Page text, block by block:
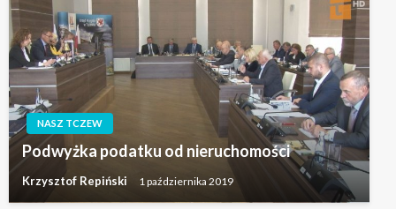
NASZ TCZEW
Podwyżka podatku od nieruchomości
Krzysztof Repiński 1 października 2019